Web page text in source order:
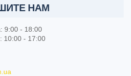
НАМ
9:00 - 18:00
10:00 - 17:00